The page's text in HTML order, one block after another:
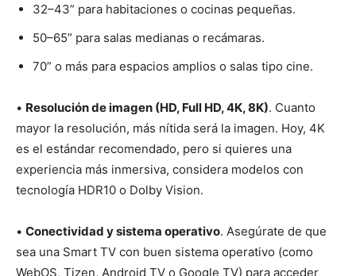
32–43” para habitaciones o cocinas pequeñas.
50–65” para salas medianas o recámaras.
70” o más para espacios amplios o salas tipo cine.
• Resolución de imagen (HD, Full HD, 4K, 8K). Cuanto
mayor la resolución, más nítida será la imagen. Hoy, 4K
es el estándar recomendado, pero si quieres una
experiencia más inmersiva, considera modelos con
tecnología HDR10 o Dolby Vision.
• Conectividad y sistema operativo. Asegúrate de que
sea una Smart TV con buen sistema operativo (como
WebOS, Tizen, Android TV o Google TV) para acceder